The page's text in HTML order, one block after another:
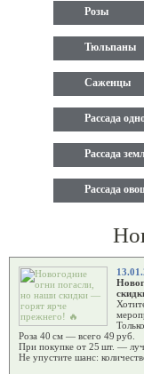
Розы
Тюльпаны
Саженцы
Рассада
Рассада
Рассада
Роза 40 см — всего 49 руб.
При покупке от 25 шт. —
Не упустите шанс: